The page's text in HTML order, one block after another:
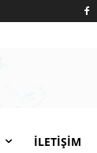
İLETIŞIM